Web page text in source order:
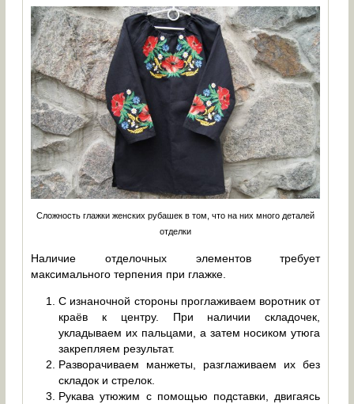
Сложность глажки женских рубашек в том, что на них много деталей
отделки
Наличие отделочных элементов требует
максимального терпения при глажке.
С изнаночной стороны проглаживаем воротник от
краёв к центру. При наличии складочек,
укладываем их пальцами, а затем носиком утюга
закрепляем результат.
Разворачиваем манжеты, разглаживаем их без
складок и стрелок.
Рукава утюжим с помощью подставки, двигаясь